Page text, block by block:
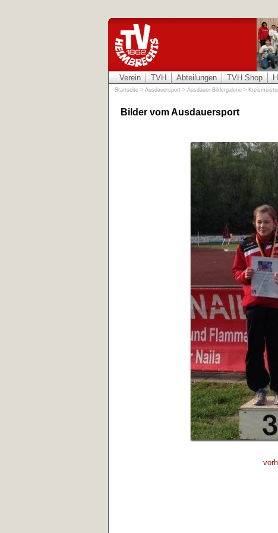
Verein TVH Abteilungen TVH Shop
Startseite > Ausdauersport > Ausdauer-Bildergalerie >
Bilder vom Ausdauersport